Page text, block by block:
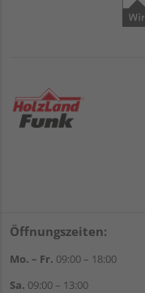
Öffnungszeiten:
Mo. – Fr. 09:00 – 18:00
Sa. 09:00 – 13:00